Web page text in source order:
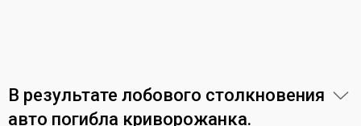
В результате лобового столкновения
авто погибла криворожанка.